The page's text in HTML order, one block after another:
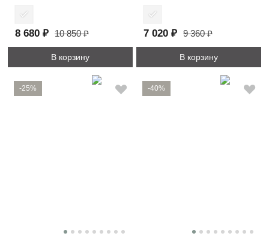
8 680 ₽ 10 850 ₽
В корзину
7 020 ₽ 9 360 ₽
В корзину
-25% -40%